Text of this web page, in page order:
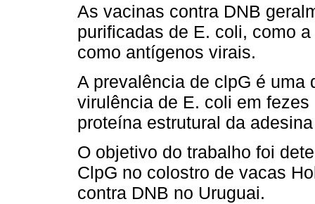
As vacinas contra DNB
purificadas de E. coli, como
como antígenos virais.
A prevalência de clpG é uma
virulência de E. coli em
proteína estrutural da
O objetivo do trabalho foi
ClpG no colostro de vacas
contra DNB no Uruguai.